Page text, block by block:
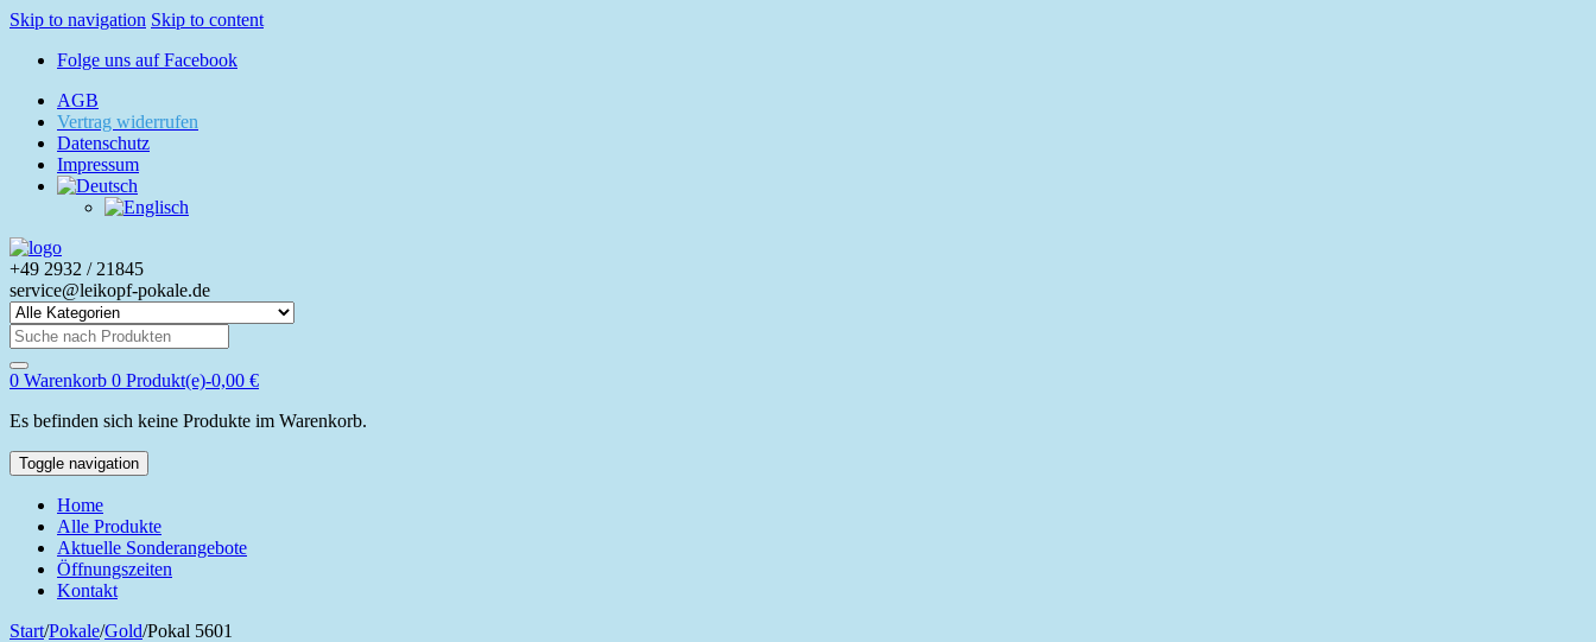
Skip to navigation Skip to content
Folge uns auf Facebook
AGB
Vertrag widerrufen
Datenschutz
Impressum
+49 2932 / 21845
service@leikopf-pokale.de
Search
for:
0 Warenkorb 0 Produkt(e)-0,00 €
Es befinden sich keine Produkte im Warenkorb.
Toggle navigation
Home
Alle Produkte
Aktuelle Sonderangebote
Öffnungszeiten
Kontakt
Start/Pokale/Gold/Pokal 5601